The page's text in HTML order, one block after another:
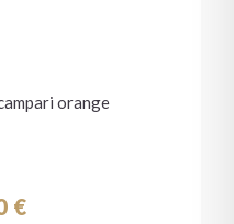
orange
€